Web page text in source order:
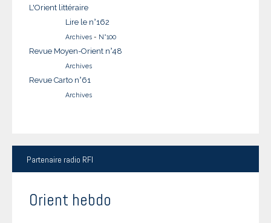
L'Orient littéraire
Lire le n°162
Archives - N°100
Revue Moyen-Orient n°48
Archives
Revue Carto n°61
Archives
Partenaire radio RFI
Orient hebdo